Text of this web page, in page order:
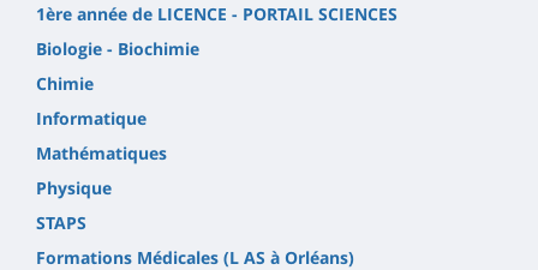
1ère année de LICENCE - PORTAIL SCIENCES
Biologie - Biochimie
Chimie
Informatique
Mathématiques
Physique
STAPS
Formations Médicales (L AS à Orléans)